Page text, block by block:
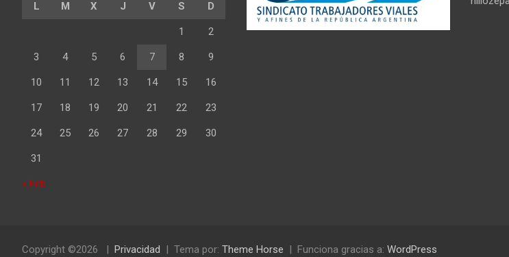
L M X J V S D
1 2
3 4 5 6 7 8 9
10 11 12 13 14 15 16
17 18 19 20 21 22 23
24 25 26 27 28 29 30
31
« Feb
Copyright ©2026 Privacidad Tema por: Theme Horse Funciona gracias a: WordPress